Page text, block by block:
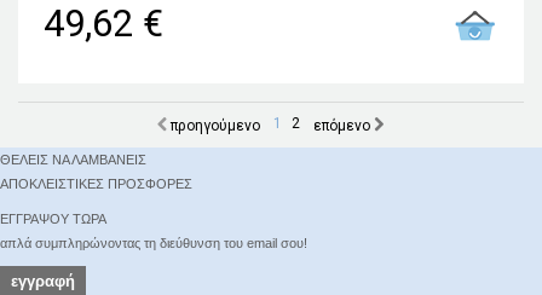
49,62 €
προηγούμενο 1 2 επόμενο
ΘΕΛΕΙΣ ΝΑ ΛΑΜΒΑΝΕΙΣ
ΑΠΟΚΛΕΙΣΤΙΚΕΣ ΠΡΟΣΦΟΡΕΣ
ΕΓΓΡΑΨΟΥ ΤΩΡΑ
απλά συμπληρώνοντας τη διεύθυνση του email σου!
εγγραφή